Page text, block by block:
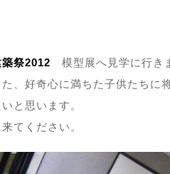
祭2012 模型展へ見学に行き
、好奇心に満ちた子供たちに
と思います。
てください。